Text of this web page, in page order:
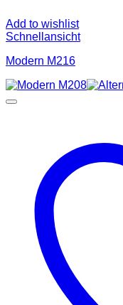
Add to wishlist
Schnellansicht
Modern M216